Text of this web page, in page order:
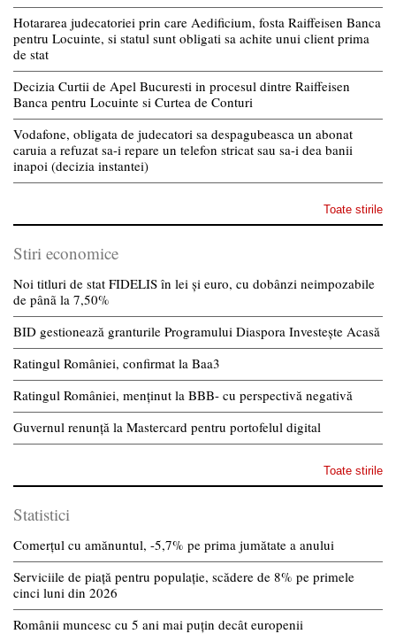
Hotararea judecatoriei prin care Aedificium, fosta Raiffeisen Banca
pentru Locuinte, si statul sunt obligati sa achite unui client prima
de stat
Decizia Curtii de Apel Bucuresti in procesul dintre Raiffeisen
Banca pentru Locuinte si Curtea de Conturi
Vodafone, obligata de judecatori sa despagubeasca un abonat
caruia a refuzat sa-i repare un telefon stricat sau sa-i dea banii
inapoi (decizia instantei)
Toate stirile
Stiri economice
Noi titluri de stat FIDELIS în lei și euro, cu dobânzi neimpozabile
de pânã la 7,50%
BID gestionează granturile Programului Diaspora Investește Acasă
Ratingul României, confirmat la Baa3
Ratingul României, menținut la BBB- cu perspectivă negativă
Guvernul renunță la Mastercard pentru portofelul digital
Toate stirile
Statistici
Comerțul cu amănuntul, -5,7% pe prima jumătate a anului
Serviciile de piață pentru populație, scădere de 8% pe primele
cinci luni din 2026
Românii muncesc cu 5 ani mai puțin decât europenii